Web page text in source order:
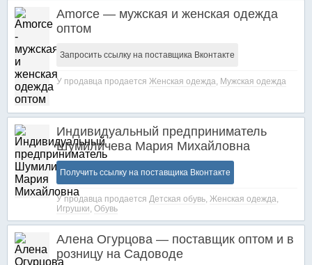
Amorce — мужская и женская одежда
оптом
Запросить ссылку на поставщика Вконтакте
У продавца продается Женская одежда, Мужская одежда
Индивидуальный предприниматель
Шумиличева Мария Михайловна
Получить ссылку на поставщика Вконтакте
У продавца продается Детская обувь, Женская одежда,
Игрушки, Обувь
Алена Огурцова — поставщик оптом и в
розницу на Садоводе